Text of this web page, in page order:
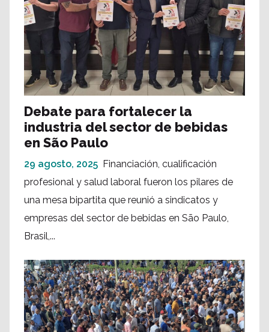
Debate para fortalecer la
industria del sector de bebidas
en São Paulo
29 agosto, 2025 Financiación, cualificación
profesional y salud laboral fueron los pilares de
una mesa bipartita que reunió a sindicatos y
empresas del sector de bebidas en São Paulo,
Brasil,...